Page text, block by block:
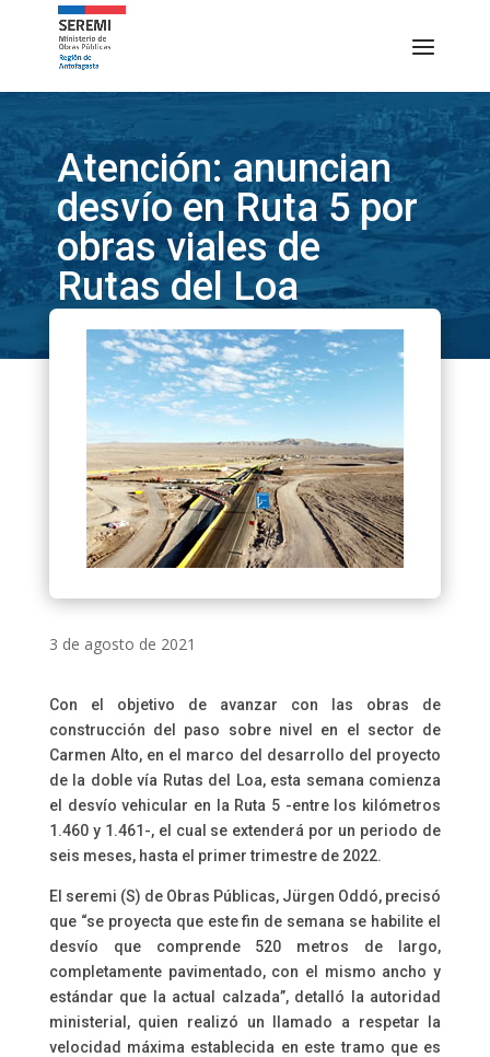
Atención: anuncian
desvío en Ruta 5 por
obras viales de
Rutas del Loa
3 de agosto de 2021
Con el objetivo de avanzar con las obras de
construcción del paso sobre nivel en el sector de
Carmen Alto, en el marco del desarrollo del proyecto
de la doble vía Rutas del Loa, esta semana comienza
el desvío vehicular en la Ruta 5 -entre los kilómetros
1.460 y 1.461-, el cual se extenderá por un periodo de
seis meses, hasta el primer trimestre de 2022.
El seremi (S) de Obras Públicas, Jürgen Oddó, precisó
que “se proyecta que este fin de semana se habilite el
desvío que comprende 520 metros de largo,
completamente pavimentado, con el mismo ancho y
estándar que la actual calzada”, detalló la autoridad
ministerial, quien realizó un llamado a respetar la
velocidad máxima establecida en este tramo que es